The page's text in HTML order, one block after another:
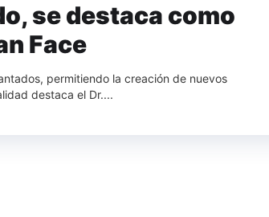
se destaca como
Face
permitiendo la creación de nuevos
destaca el Dr....